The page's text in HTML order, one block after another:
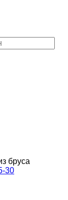
бруса
30